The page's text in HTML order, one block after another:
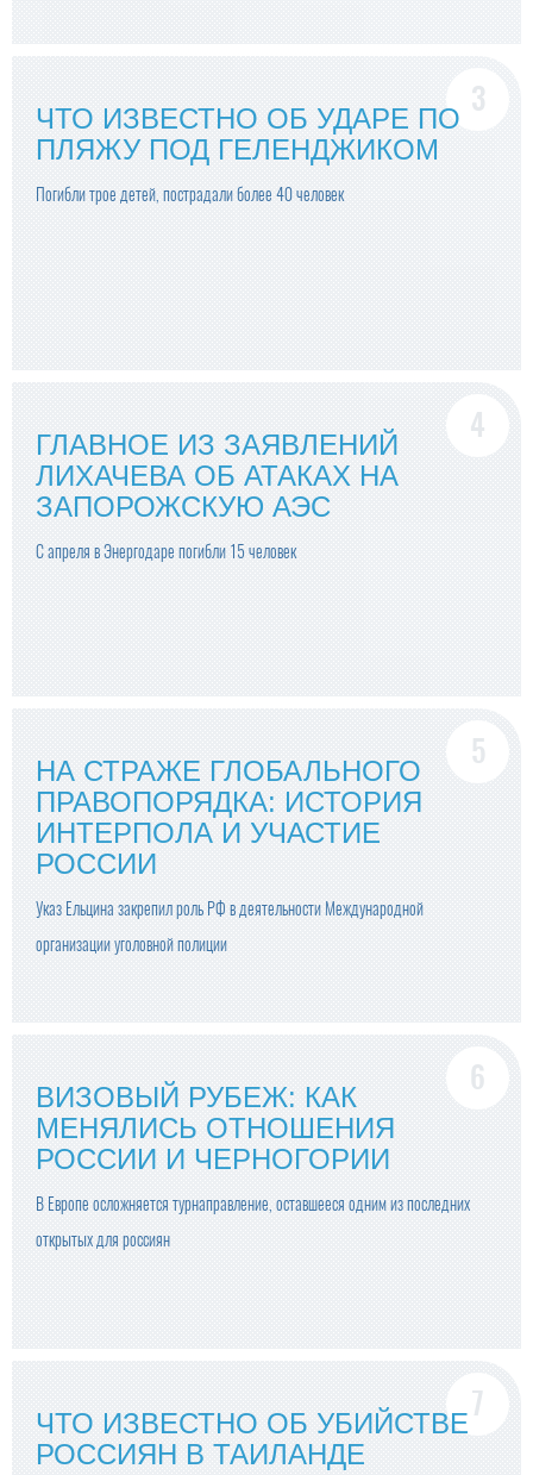
ЧТО ИЗВЕСТНО ОБ УДАРЕ ПО
ПЛЯЖУ ПОД ГЕЛЕНДЖИКОМ
Погибли трое детей, пострадали более 40 человек
ГЛАВНОЕ ИЗ ЗАЯВЛЕНИЙ
ЛИХАЧЕВА ОБ АТАКАХ НА
ЗАПОРОЖСКУЮ АЭС
С апреля в Энергодаре погибли 15 человек
НА СТРАЖЕ ГЛОБАЛЬНОГО
ПРАВОПОРЯДКА: ИСТОРИЯ
ИНТЕРПОЛА И УЧАСТИЕ
РОССИИ
Указ Ельцина закрепил роль РФ в деятельности Международной
организации уголовной полиции
ВИЗОВЫЙ РУБЕЖ: КАК
МЕНЯЛИСЬ ОТНОШЕНИЯ
РОССИИ И ЧЕРНОГОРИИ
В Европе осложняется турнаправление, оставшееся одним из последних
открытых для россиян
ЧТО ИЗВЕСТНО ОБ УБИЙСТВЕ
РОССИЯН В ТАИЛАНДЕ